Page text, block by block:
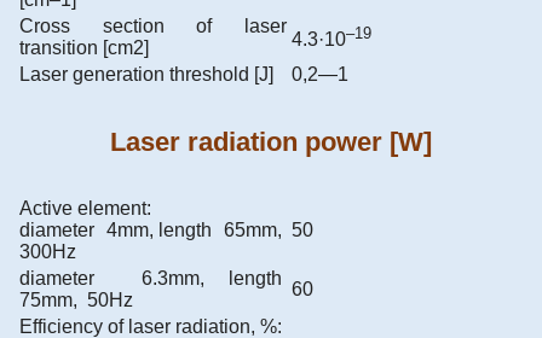
Cross section of laser
transition [cm2]
4.3·10–19
Laser generation threshold [J] 0,2—1
Laser radiation power [W]
Active element:
diameter 4mm, length 65mm,
300Hz
50
diameter 6.3mm, length
75mm, 50Hz
60
Efficiency of laser radiation, %: